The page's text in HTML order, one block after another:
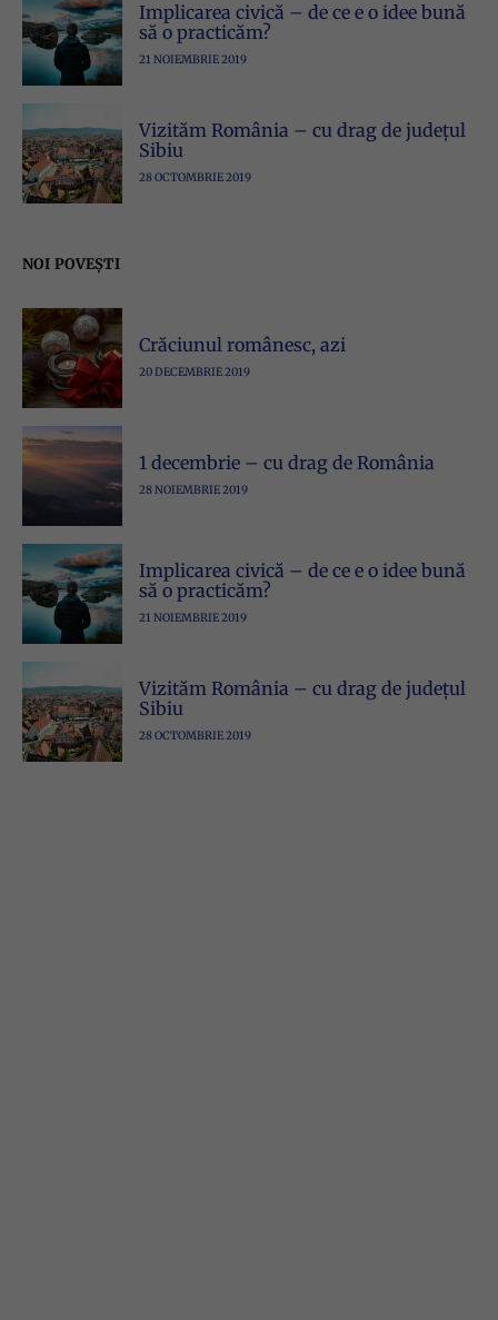
Implicarea civică – de ce e o idee bună
să o practicăm?
21 NOIEMBRIE 2019
Vizităm România – cu drag de județul
Sibiu
28 OCTOMBRIE 2019
NOI POVEȘTI
Crăciunul românesc, azi
20 DECEMBRIE 2019
1 decembrie – cu drag de România
28 NOIEMBRIE 2019
Implicarea civică – de ce e o idee bună
să o practicăm?
21 NOIEMBRIE 2019
Vizităm România – cu drag de județul
Sibiu
28 OCTOMBRIE 2019